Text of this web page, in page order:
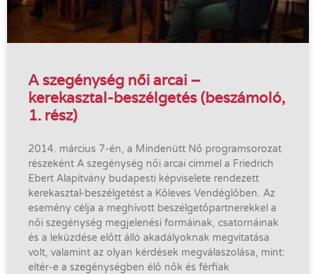
A szegénység női arcai –
kerekasztal-beszélgetés (beszámoló,
1. rész)
2014. március 7-én, a Mindenütt Nő programsorozat
részeként A szegénység női arcai címmel a Friedrich
Ebert Alapítvány budapesti képviselete rendezett
kerekasztal-beszélgetést a Kőleves Vendéglőben. Az
esemény célja a meghívott beszélgetőpartnerekkel a
női szegénység megjelenési formáinak, csatornáinak
és a leküzdése előtt álló akadályoknak megvitatása
volt, valamint az olyan kérdések megválaszolása, mint:
eltér-e a szegénységben élő nők és férfiak